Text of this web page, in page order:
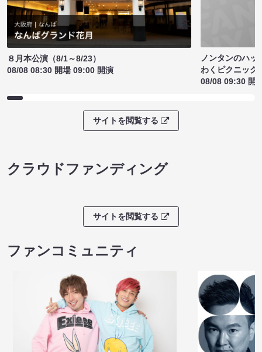
８月本公演（8/1～8/23）
08/08 08:30 開場 09:00 開演
ノンタンのハッ
わくピクニック
08/08 09:30 開
サイトを閲覧する
クラウドファンディング
サイトを閲覧する
ファンコミュニティ